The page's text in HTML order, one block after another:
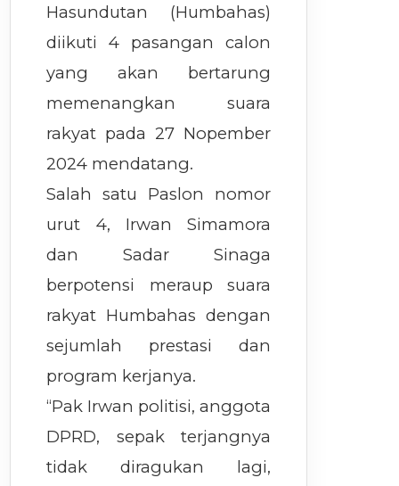
Hasundutan (Humbahas)
diikuti 4 pasangan calon
yang akan bertarung
memenangkan suara
rakyat pada 27 Nopember
2024 mendatang.
Salah satu Paslon nomor
urut 4, Irwan Simamora
dan Sadar Sinaga
berpotensi meraup suara
rakyat Humbahas dengan
sejumlah prestasi dan
program kerjanya.
“Pak Irwan politisi, anggota
DPRD, sepak terjangnya
tidak diragukan lagi,